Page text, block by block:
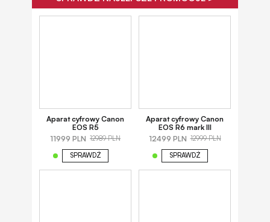
Aparat cyfrowy Canon
EOS R5
11999 PLN 12989 PLN
SPRAWDŹ
Aparat cyfrowy Canon
EOS R6 mark III
12499 PLN 12999 PLN
SPRAWDŹ